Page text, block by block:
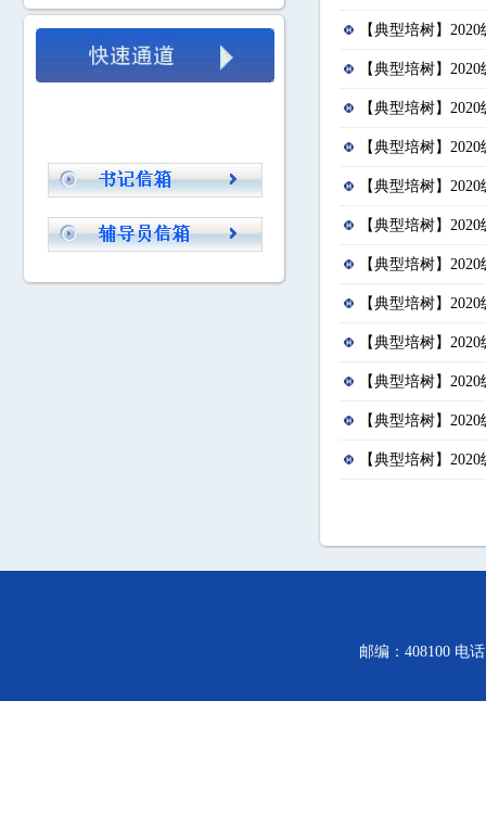
【典型培树】
【典型培树】
【典型培树】
【典型培树】
【典型培树】
【典型培树】
【典型培树】
【典型培树】
【典型培树】
【典型培树】
【典型培树】
【典型培树】
邮编：408100 电